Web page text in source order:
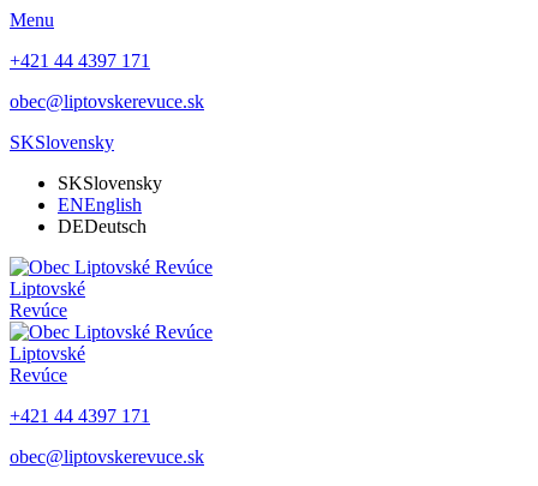
Menu
+421 44 4397 171
obec@liptovskerevuce.sk
SKSlovensky
SKSlovensky
ENEnglish
DEDeutsch
Liptovské
Revúce
Liptovské
Revúce
+421 44 4397 171
obec@liptovskerevuce.sk